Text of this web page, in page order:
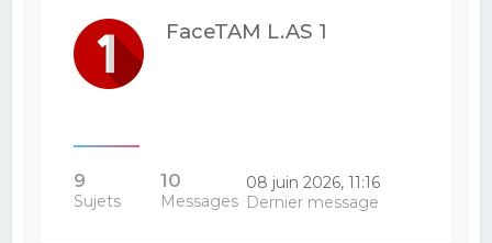
FaceTAM L.AS 1
9
Sujets
10
Messages
08 juin 2026, 11:16
Dernier message